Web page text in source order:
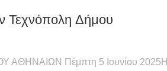
Τεχνόπολη Δήμου
Πέμπτη 5 Ιουνίου 2025Η